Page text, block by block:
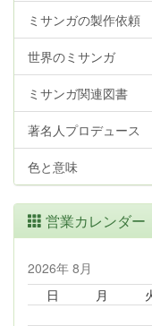
ミサンガの製作依頼
世界のミサンガ
ミサンガ関連図書
著名人プロデュース
色と意味
営業カレンダー
2026年 8月
日
月